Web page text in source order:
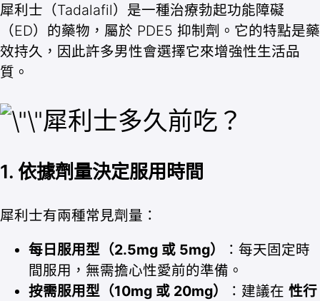
犀利士（Tadalafil）是一種治療勃起功能障礙
（ED）的藥物，屬於 PDE5 抑制劑。它的特點是藥
效持久，因此許多男性會選擇它來增強性生活品
質。
犀利士多久前吃？
1. 依據劑量決定服用時間
犀利士有兩種常見劑量：
每日服用型（2.5mg 或 5mg）
：每天固定時
間服用，無需擔心性愛前的準備。
按需服用型（10mg 或 20mg）
：建議在 性行